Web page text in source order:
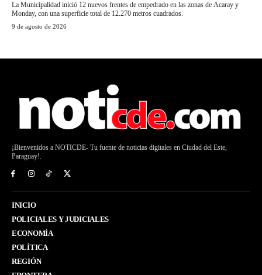
La Municipalidad inició 12 nuevos frentes de empedrado en las zonas de Acaray y
Monday, con una superficie total de 12.270 metros cuadrados.
9 de agosto de 2026
¡Bienvenidos a NOTICDE- Tu fuente de noticias digitales en Ciudad del Este,
Paraguay!.
INICIO
POLICIALES Y JUDICIALES
ECONOMÍA
POLÍTICA
REGIÓN